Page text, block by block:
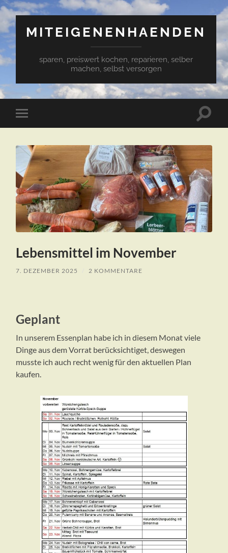
MITEIGENENHAENDEN
sparen, preiswert kochen, reparieren, selber
machen, selbst versorgen
Mobile-
Menü
Lebensmittel im November
7. DEZEMBER 2025 2 KOMMENTARE
Geplant
In unserem Essenplan habe ich in diesem Monat viele
Dinge aus dem Vorrat berücksichtiget, deswegen
musste ich auch recht wenig für den aktuellen Plan
kaufen.